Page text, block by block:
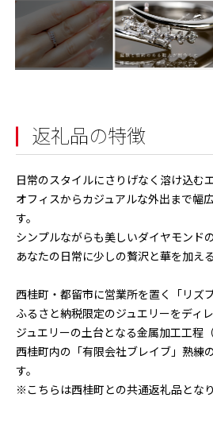
返礼品の特徴
日常のスタイルにさりげなく溶け込む
オフィスからカジュアルな外出まで幅
す。
シンプルながらも美しいダイヤモンド
あなたの日常に少しの贅沢と華を加え
西桂町・都留市に営業所を置く「リズ
ふるさと納税限定のジュエリーをディ
ジュエリーの土台となる金属加工工程
西桂町内の「有限会社ブレイブ」熟練
す。
※こちらは西桂町との共通返礼品とな